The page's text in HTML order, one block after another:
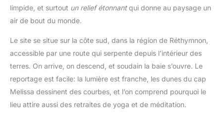
limpide, et surtout un relief étonnantqui donne au paysage un
air de bout du monde.
Le site se situe sur la côte sud, dans la région de Réthymnon,
accessible par une route qui serpente depuis l’intérieur des
terres. On arrive, on descend, et soudain la baie s’ouvre. Le
reportage est facile: la lumière est franche, les dunes du cap
Melissa dessinent des courbes, et l’on comprend pourquoi le
lieu attire aussi des retraites de yoga et de méditation.